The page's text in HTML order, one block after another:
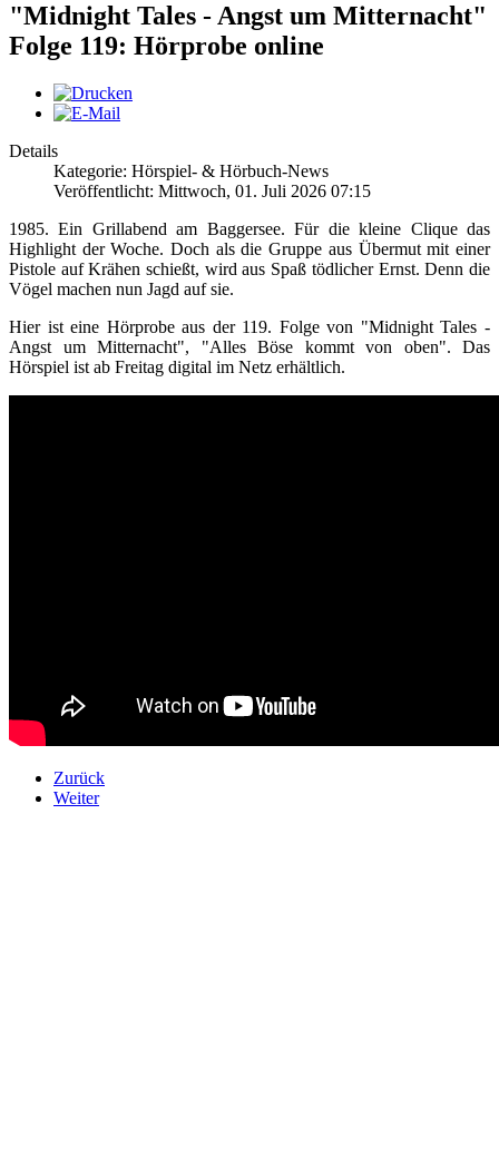
"Midnight Tales - Angst um Mitternacht"
Folge 119: Hörprobe online
Details
Kategorie: Hörspiel- & Hörbuch-News
Veröffentlicht: Mittwoch, 01. Juli 2026 07:15
1985. Ein Grillabend am Baggersee. Für die kleine Clique das
Highlight der Woche. Doch als die Gruppe aus Übermut mit einer
Pistole auf Krähen schießt, wird aus Spaß tödlicher Ernst. Denn die
Vögel machen nun Jagd auf sie.
Hier ist eine Hörprobe aus der 119. Folge von "Midnight Tales -
Angst um Mitternacht", "Alles Böse kommt von oben". Das
Hörspiel ist ab Freitag digital im Netz erhältlich.
Zurück
Weiter